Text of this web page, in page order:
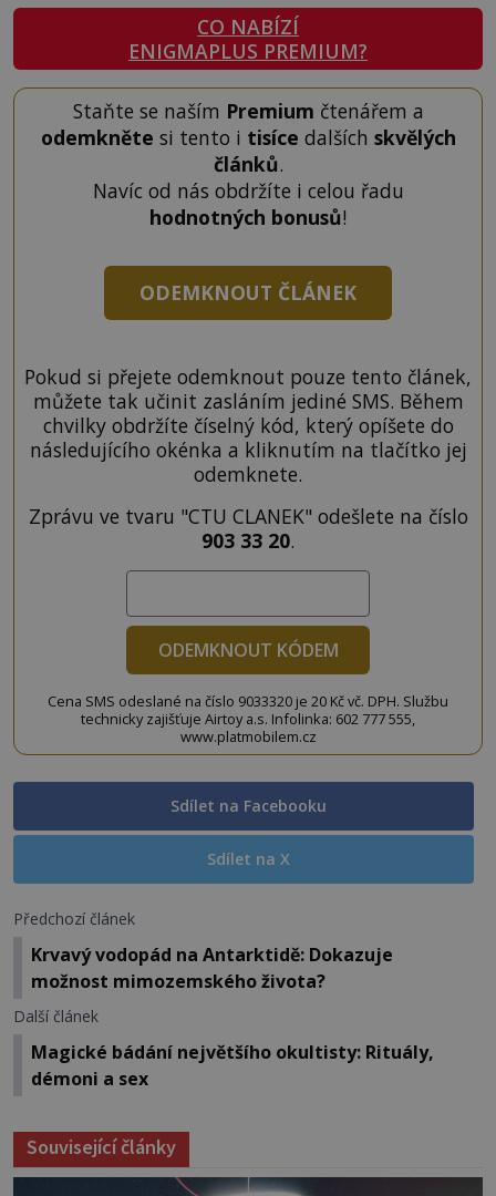
CO NABÍZÍ
ENIGMAPLUS PREMIUM?
Staňte se naším Premium čtenářem a
odemkněte si tento i tisíce dalších skvělých
článků.
Navíc od nás obdržíte i celou řadu
hodnotných bonusů!
ODEMKNOUT ČLÁNEK
Pokud si přejete odemknout pouze tento článek,
můžete tak učinit zasláním jediné SMS. Během
chvilky obdržíte číselný kód, který opíšete do
následujícího okénka a kliknutím na tlačítko jej
odemknete.
Zprávu ve tvaru "CTU CLANEK" odešlete na číslo
903 33 20.
ODEMKNOUT KÓDEM
Cena SMS odeslané na číslo 9033320 je 20 Kč vč. DPH. Službu
technicky zajišťuje Airtoy a.s. Infolinka: 602 777 555,
www.platmobilem.cz
Sdílet na Facebooku
Sdílet na X
Předchozí článek
Krvavý vodopád na Antarktidě: Dokazuje
možnost mimozemského života?
Další článek
Magické bádání největšího okultisty: Rituály,
démoni a sex
Související články